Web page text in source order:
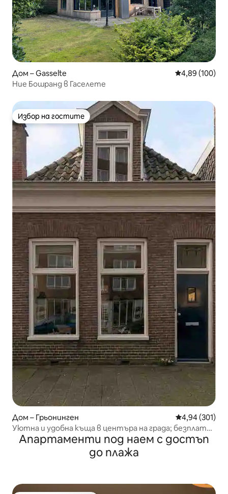
Дом – Gasselte Средна
4,89 (100)
Ние Бошранд в Гаселете
Избор на гостите
Избор на гостите
Дом – Грьонинген Средна
4,94 (301)
Уютна и удобна къща в центъра на града; безплатен
паркинг
Апартаменти под наем с достъп
до плажа